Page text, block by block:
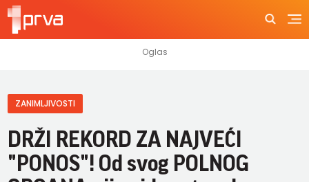
ZANIMLJIVOSTI
DRŽI REKORD ZA NAJVEĆI
"PONOS"! Od svog POLNOG